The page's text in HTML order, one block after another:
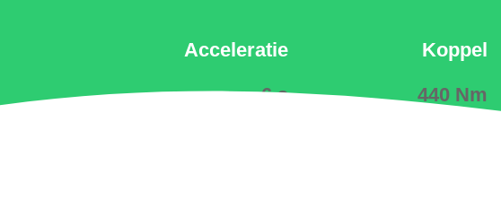
Acceleratie
6 s
Koppel
440 Nm